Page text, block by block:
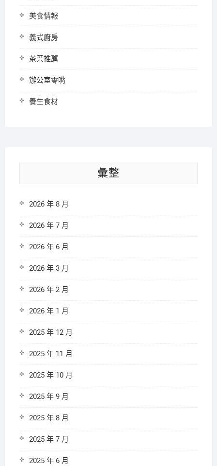
美食情報
義式廚房
茶葉推薦
辦公室零嘴
養生食材
彙整
2026 年 8 月
2026 年 7 月
2026 年 6 月
2026 年 3 月
2026 年 2 月
2026 年 1 月
2025 年 12 月
2025 年 11 月
2025 年 10 月
2025 年 9 月
2025 年 8 月
2025 年 7 月
2025 年 6 月